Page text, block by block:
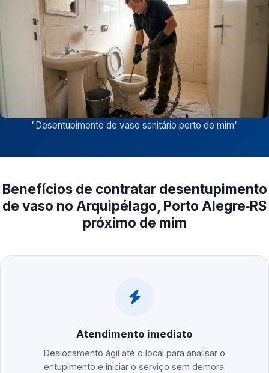
"Desentupimento de vaso sanitário perto de mim"
Benefícios de contratar desentupimento
de vaso no Arquipélago, Porto Alegre‑RS
próximo de mim
Atendimento imediato
Deslocamento ágil até o local para analisar o
entupimento e iniciar o serviço sem demora.